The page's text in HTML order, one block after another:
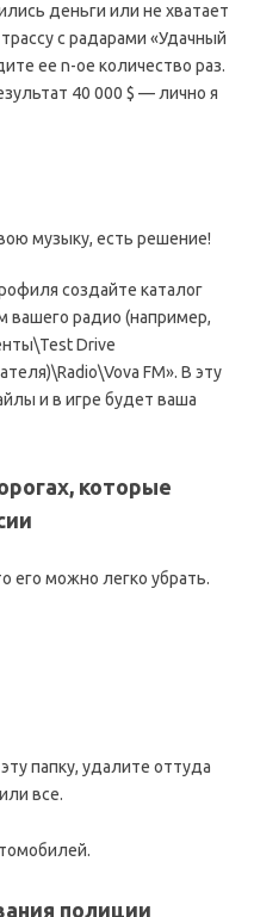
деньги или не хватает
с радарами «Удачный
ее n-ое количество раз.
40 000 $ — лично я
музыку, есть решение!
создайте каталог
вашего радио (например,
Drive
FM». В эту
и в игре будет ваша
которые
его можно легко убрать.
папку, удалите оттуда
все.
полиции